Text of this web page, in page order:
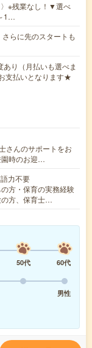
〉※残業なし！▼選べ
1…
に先のスタートも
り（月払いも選べま
支払いとなります★
さんのサポートをお
園時のお迎…
力不要
方・保育の実務経験
の方、保育士…
50代
60代
男性